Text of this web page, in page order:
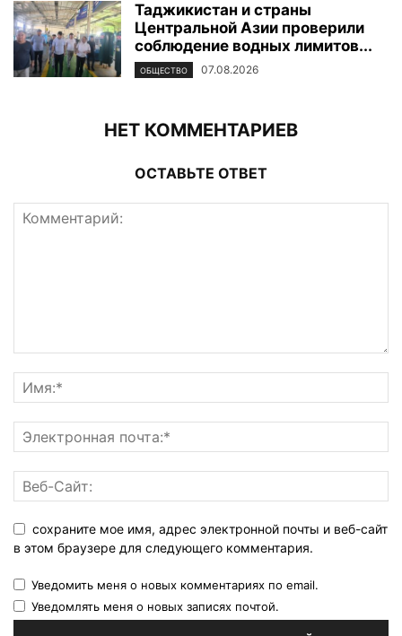
Таджикистан и страны
Центральной Азии проверили
соблюдение водных лимитов...
ОБЩЕСТВО 07.08.2026
НЕТ КОММЕНТАРИЕВ
ОСТАВЬТЕ ОТВЕТ
сохраните мое имя, адрес электронной почты и веб-сайт
в этом браузере для следующего комментария.
Уведомить меня о новых комментариях по email.
Уведомлять меня о новых записях почтой.